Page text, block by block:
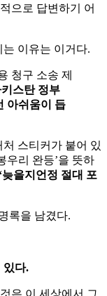
으로 답변하기 어
이유는 이거다.
청구 소송 제
스탄 정부
아쉬움이 듭
스티커가 붙어 있
우리 완등’을 뜻하
늦을지언정 절대 포
록을 남겼다.
있다.
은 이 세상에서 그